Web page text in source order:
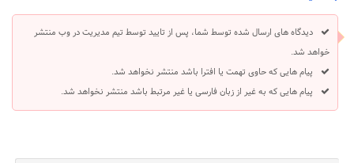
دیدگاه های ارسال شده توسط شما، پس از تایید توسط تیم مدیریت در وب منتشر
خواهد شد.
پیام هایی که حاوی تهمت یا افترا باشد منتشر نخواهد شد.
پیام هایی که به غیر از زبان فارسی یا غیر مرتبط باشد منتشر نخواهد شد.